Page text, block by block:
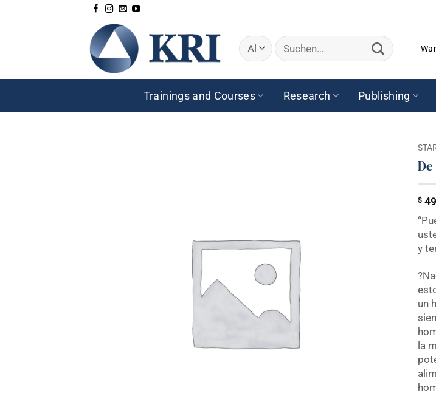
Suchen
nach:
Trainings and Courses Research Publishing
$
y
un
la